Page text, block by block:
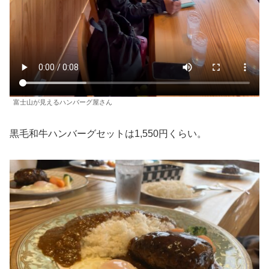
富士山が見えるハンバーグ屋さん
黒毛和牛ハンバーグセットは1,550円くらい。